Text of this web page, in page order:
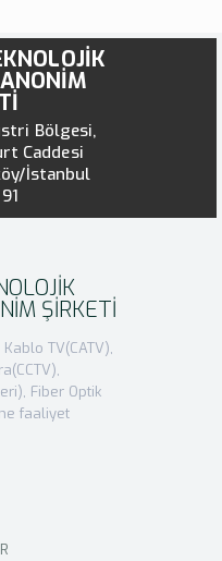
Bölgesi,
Caddesi
İstanbul
ŞİRKETİ
TV(CATV),
Fiber Optik
faaliyet